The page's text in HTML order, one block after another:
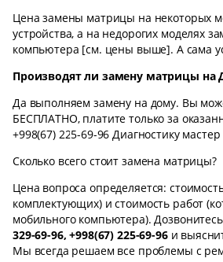
Цена замены матрицы на некоторых
устройства, а на недорогих моделях
компьютера [см. цены выше]. А сама
Производят ли замену матрицы на
Да выполняем замену на дому. Вы
БЕСПЛАТНО, платите только за
+998(67) 225-69-96 Диагностику
Сколько всего стоит замена матрицы?
Цена вопроса определяется:
комплектующих) и стоимость работ
мобильного компьютера).
329-69-96, +998(67) 225-69-96и
Мы всегда решаем все проблемы с